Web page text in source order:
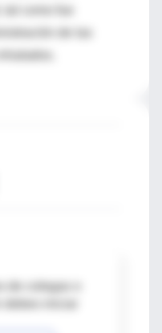
de las
de colegas o